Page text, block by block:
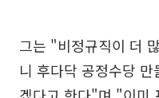
그는 "비정규직이 더
니 후다닥 공정수당